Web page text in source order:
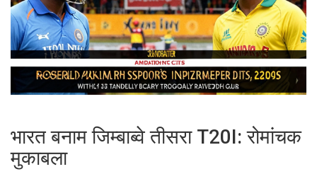
भारत बनाम जिम्बाब्वे तीसरा T20I: रोमांचक
मुकाबला